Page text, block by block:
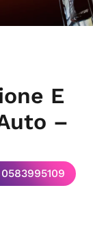
E
–
0583995109